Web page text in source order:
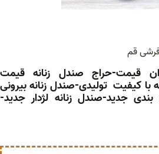
قم
قیمت-حراج صندل زنانه قیمت
کیفیت تولیدی-صندل زنانه بیرونی
بندی جدید-صندل زنانه لژدار جدید-